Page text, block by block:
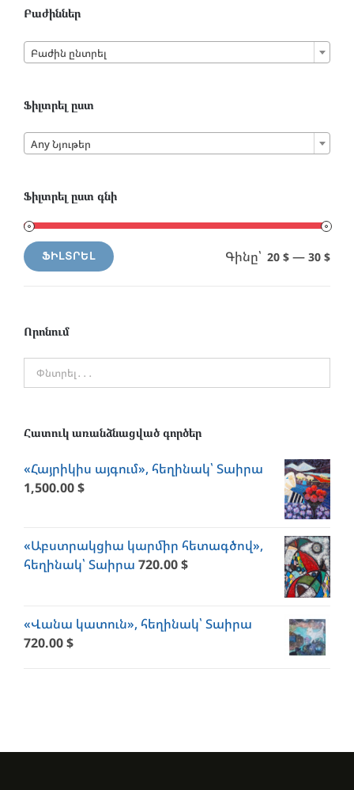
Բաժիններ
Բաժին ընտրել
Ֆիլտրել ըստ
Any Նյութեր
Ֆիլտրել ըստ գնի
Min
MaxՖԻԼՏՐԵԼ Գինը՝ 20 $ — 30 $
Որոնում
Հատուկ առանձնացված գործեր
«Հայրիկիս այգում», հեղինակ՝ Տաիրա
1,500.00$
«Աբստրակցիա կարմիր հետագծով»,
հեղինակ՝ Տաիրա 720.00$
«Վանա կատուն», հեղինակ՝ Տաիրա
720.00$